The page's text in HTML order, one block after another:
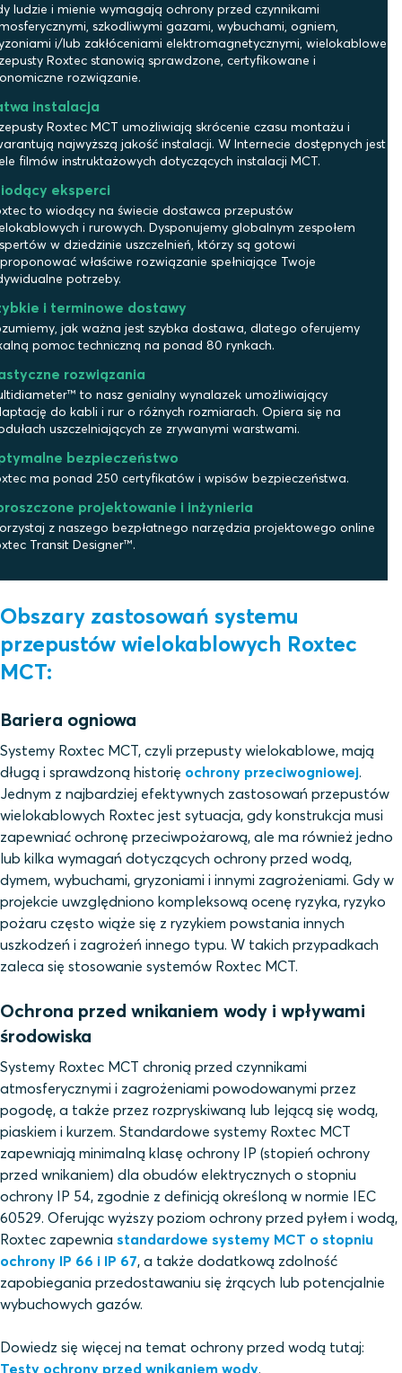
ludzie i mienie wymagają ochrony przed czynnikami
szkodliwymi gazami, wybuchami, ogniem,
i/lub zakłóceniami elektromagnetycznymi, wielokablowe
Roxtec stanowią sprawdzone, certyfikowane i
rozwiązanie.
instalacja
Roxtec MCT umożliwiają skrócenie czasu montażu i
najwyższą jakość instalacji. W Internecie dostępnych jest
filmów instruktażowych dotyczących instalacji MCT.
eksperci
to wiodący na świecie dostawca przepustów
i rurowych. Dysponujemy globalnym zespołem
w dziedzinie uszczelnień, którzy są gotowi
właściwe rozwiązanie spełniające Twoje
potrzeby.
i terminowe dostawy
jak ważna jest szybka dostawa, dlatego oferujemy
pomoc techniczną na ponad 80 rynkach.
rozwiązania
to nasz genialny wynalazek umożliwiający
do kabli i rur o różnych rozmiarach. Opiera się na
uszczelniających ze zrywanymi warstwami.
bezpieczeństwo
ma ponad 250 certyfikatów i wpisów bezpieczeństwa.
projektowanie i inżynieria
z naszego bezpłatnego narzędzia projektowego online
Transit Designer™.
Obszary zastosowań systemu
przepustów wielokablowych Roxtec
MCT:
Bariera ogniowa
Systemy Roxtec MCT, czyli przepusty wielokablowe, mają
długą i sprawdzoną historię ochrony przeciwogniowej.
Jednym z najbardziej efektywnych zastosowań przepustów
wielokablowych Roxtec jest sytuacja, gdy konstrukcja musi
zapewniać ochronę przeciwpożarową, ale ma również jedno
lub kilka wymagań dotyczących ochrony przed wodą,
dymem, wybuchami, gryzoniami i innymi zagrożeniami. Gdy w
projekcie uwzględniono kompleksową ocenę ryzyka, ryzyko
pożaru często wiąże się z ryzykiem powstania innych
uszkodzeń i zagrożeń innego typu. W takich przypadkach
zaleca się stosowanie systemów Roxtec MCT.
Ochrona przed wnikaniem wody i wpływami
środowiska
Systemy Roxtec MCT chronią przed czynnikami
atmosferycznymi i zagrożeniami powodowanymi przez
pogodę, a także przez rozpryskiwaną lub lejącą się wodą,
piaskiem i kurzem. Standardowe systemy Roxtec MCT
zapewniają minimalną klasę ochrony IP (stopień ochrony
przed wnikaniem) dla obudów elektrycznych o stopniu
ochrony IP 54, zgodnie z definicją określoną w normie IEC
60529. Oferując wyższy poziom ochrony przed pyłem i wodą,
Roxtec zapewnia standardowe systemy MCT o stopniu
ochrony IP 66 i IP 67, a także dodatkową zdolność
zapobiegania przedostawaniu się żrących lub potencjalnie
wybuchowych gazów.
Dowiedz się więcej na temat ochrony przed wodą tutaj:
Testy ochrony przed wnikaniem wody.